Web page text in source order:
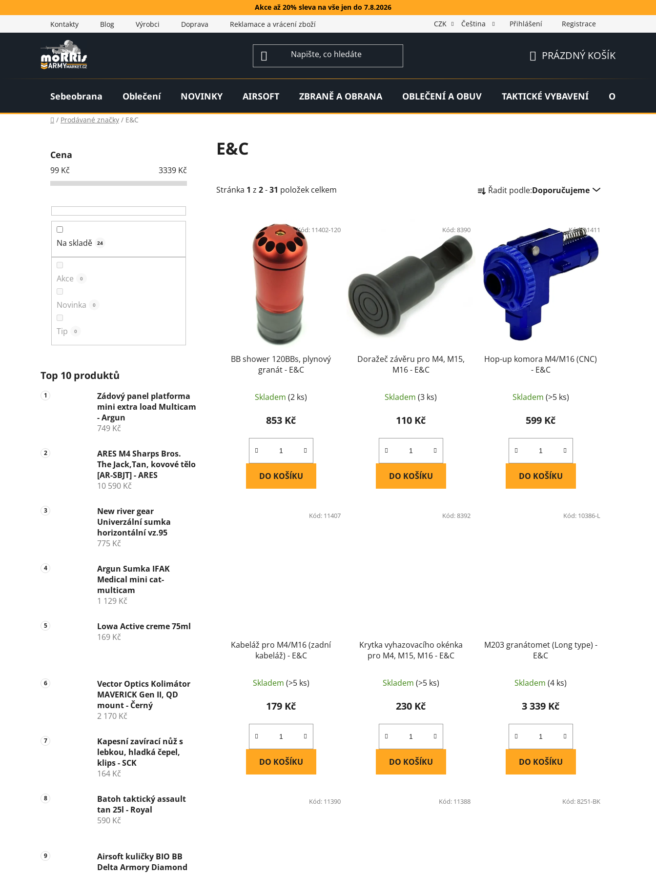
na
Akce až 20% sleva na vše jen do 7.8.2026
Kontakty
Blog Výrobci Doprava Reklamace a vrácení zboží CZK Čeština Přihlášení Registrace
KOŠÍK
PRÁZDNÝ KOŠÍK
Sebeobrana Oblečení NOVINKY AIRSOFT ZBRANĚ A OBRANA OBLEČENÍ A OBUV TAKTICKÉ VYBAVENÍ OUTDOOR
Domů
/ Prodávané značky / E&C
Cena
99 Kč 3339 Kč
Na skladě 24
Akce 0
Novinka 0
Tip 0
Top 10 produktů
Zádový panel platforma
mini extra load Multicam
- Argun
749 Kč
ARES M4 Sharps Bros.
The Jack,Tan, kovové tělo
[AR-SBJT] - ARES
10 590 Kč
New river gear
Univerzální sumka
horizontální vz.95
775 Kč
Argun Sumka IFAK
Medical mini cat-
multicam
1 129 Kč
Lowa Active creme 75ml
169 Kč
Vector Optics Kolimátor
MAVERICK Gen II, QD
mount - Černý
2 170 Kč
Kapesní zavírací nůž s
lebkou, hladká čepel,
klips - SCK
164 Kč
Batoh taktický assault
tan 25l - Royal
590 Kč
Airsoft kuličky BIO BB
Delta Armory Diamond
E&C
Stránka 1 z 2-31 položek celkem a
o
Řadit podle:Doporučujeme
BB shower 120BBs, plynový
granát - E&C
Skladem(2 ks)
853 Kč
DO KOŠÍKU
Kód: 11402-120
Doražeč závěru pro M4, M15,
M16 - E&C
Skladem(3 ks)
110 Kč
DO KOŠÍKU
Kód:8390
Hop-up komora M4/M16 (CNC)
- E&C
Skladem (>5 ks)
599 Kč
DO KOŠÍKU
Kód:11411
Kabeláž pro M4/M16 (zadní
kabeláž) - E&C
Skladem (>5 ks)
179 Kč
DO KOŠÍKU
Kód: 11407
Krytka vyhazovacího okénka
pro M4, M15, M16 - E&C
Skladem (>5 ks)
230 Kč
DO KOŠÍKU
Kód:8392
M203 granátomet (Long type) -
E&C
Skladem(4 ks)
3 339 Kč
DO KOŠÍKU
Kód: 10386-L
Kód: 11390 Kód: 11388 Kód:8251-BK